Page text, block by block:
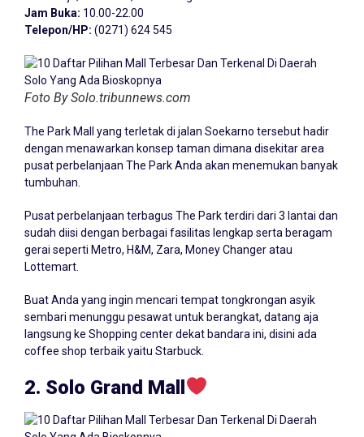
Jam Buka: 10.00-22.00
Telepon/HP: (0271) 624 545
Foto By Solo.tribunnews.com
The Park Mall yang terletak di jalan Soekarno tersebut hadir
dengan menawarkan konsep taman dimana disekitar area
pusat perbelanjaan The Park Anda akan menemukan banyak
tumbuhan.
Pusat perbelanjaan terbagus The Park terdiri dari 3 lantai dan
sudah diisi dengan berbagai fasilitas lengkap serta beragam
gerai seperti Metro, H&M, Zara, Money Changer atau
Lottemart.
Buat Anda yang ingin mencari tempat tongkrongan asyik
sembari menunggu pesawat untuk berangkat, datang aja
langsung ke Shopping center dekat bandara ini, disini ada
coffee shop terbaik yaitu Starbuck.
2. Solo Grand Mall